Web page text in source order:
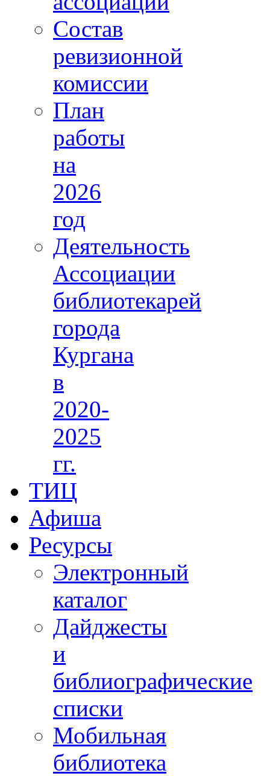
Состав
ревизионной
комиссии
План
работы
на
2026
год
Деятельность
Ассоциации
библиотекарей
города
Кургана
в
2020-
2025
гг.
ТИЦ
Афиша
Ресурсы
Электронный
каталог
Дайджесты
и
библиографические
списки
Мобильная
библиотека